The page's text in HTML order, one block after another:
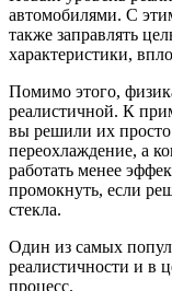
автомобилями. С
также заправлять
характеристики,
Помимо этого,
реалистичной. К
вы решили их
переохлаждение, а
работать менее
промокнуть, если
стекла.
Один из самых
реалистичности и в
процесс.